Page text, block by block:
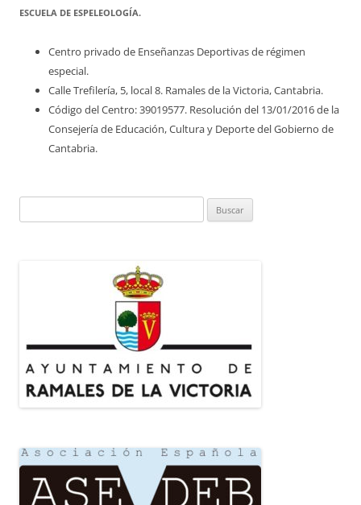
ESCUELA DE ESPELEOLOGÍA.
Centro privado de Enseñanzas Deportivas de régimen
especial.
Calle Trefilería, 5, local 8. Ramales de la Victoria, Cantabria.
Código del Centro: 39019577. Resolución del 13/01/2016 de la
Consejería de Educación, Cultura y Deporte del Gobierno de
Cantabria.